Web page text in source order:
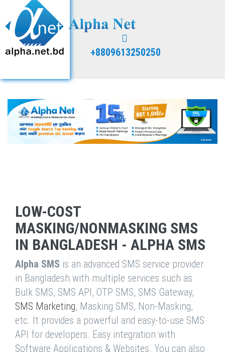
+8809613250250
LOW-COST
MASKING/NONMASKING SMS
IN BANGLADESH - ALPHA SMS
Alpha SMS is an advanced SMS service provider
in Bangladesh with multiple services such as
Bulk SMS, SMS API, OTP SMS, SMS Gateway,
SMS Marketing, Masking SMS, Non-Masking,
etc. It provides a powerful and easy-to-use SMS
API for developers. Easy integration with
Software Applications & Websites. You can also